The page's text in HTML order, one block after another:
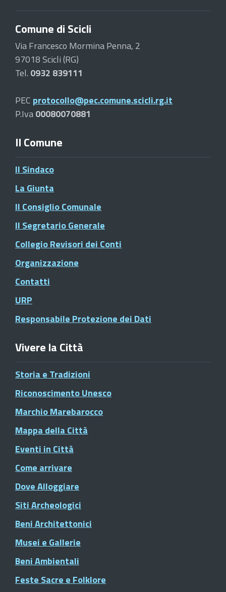
Comune di Scicli
Via Francesco Mormina Penna, 2
97018 Scicli (RG)
Tel. 0932 839111
PEC protocollo@pec.comune.scicli.rg.it
P.Iva00080070881
Il Comune
Il Sindaco
La Giunta
Il Consiglio Comunale
Il Segretario Generale
Collegio Revisori dei Conti
Organizzazione
Contatti
URP
Responsabile Protezione dei Dati
Vivere la Città
Storia e Tradizioni
Riconoscimento Unesco
Marchio Marebarocco
Mappa della Città
Eventi in Città
Come arrivare
Dove Alloggiare
Siti Archeologici
Beni Architettonici
Musei e Gallerie
Beni Ambientali
Feste Sacre e Folklore